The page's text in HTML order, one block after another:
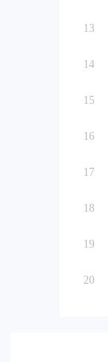
13
14
15
16
17
18
19
20